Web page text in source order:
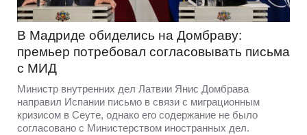
В Мадриде обиделись на Домбраву:
премьер потребовал согласовывать письма
с МИД
Министр внутренних дел Латвии Янис Домбрава
направил Испании письмо в связи с миграционным
кризисом в Сеуте, однако его содержание не было
согласовано с Министерством иностранных дел.